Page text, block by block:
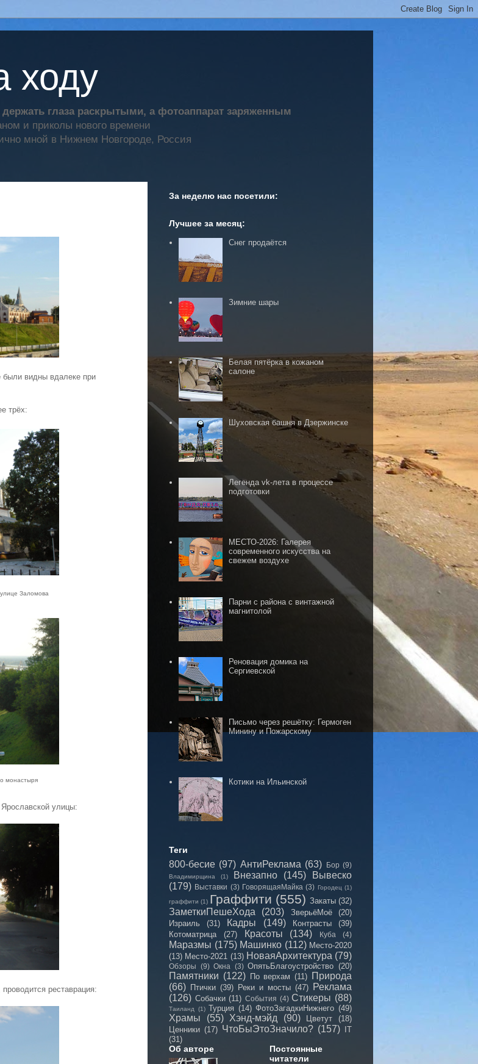
ходу
глаза раскрытыми, а фотоаппарат заряженным
и приколы нового времени
мной в Нижнем Новгороде, Россия
были видны вдалеке при
трёх:
Заломова
монастыря
улицы:
реставрация:
За неделю нас посетили:
Лучшее за месяц:
Снег продаётся
Зимние шары
Белая пятёрка в кожаном
салоне
Шуховская башня в Дзержинске
Легенда vk-лета в процессе
подготовки
МЕСТО-2026: Галерея
современного искусства на
свежем воздухе
Парни с района с винтажной
магнитолой
Реновация домика на
Сергиевской
Письмо через решётку: Гермоген
Минину и Пожарскому
Котики на Ильинской
Теги
800-бесие (97) АнтиРеклама (63) Бор (9)
Владимирщина (1) Внезапно (145)
Вывеско
(179) Выставки (3) ГоворящаяМайка (3) Городец (1)
граффити (1) Граффити (555) Закаты (32)
ЗаметкиПешеХода (203) ЗверьёМоё
(20)
Израиль
(31) Кадры (149) Контрасты
(39)
Котоматрица
(27) Красоты (134) Куба (4)
Маразмы (175) Машинко (112) Место-2020
(13) Место-2021 (13) НоваяАрхитектура (79)
Обзоры (9) Окна (3) ОпятьБлагоустройство (20)
Памятники (122) По верхам (11) Природа
(66) Птички (39) Реки и мосты (47) Реклама
(126) Собачки (11) События (4) Стикеры (88)
Таиланд (1) Турция (14) ФотоЗагадкиНижнего (49)
Храмы (55) Хэнд-мэйд (90) Цветут
(18)
Ценники (17) ЧтоБыЭтоЗначило? (157)
IT
(31)
Об авторе
Постоянные
читатели